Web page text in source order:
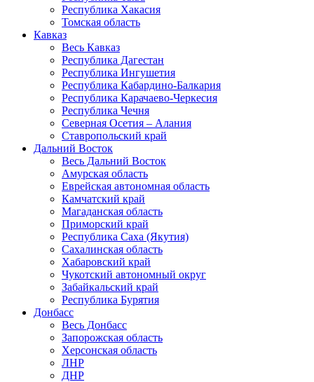
Республика Хакасия
Томская область
Кавказ
Весь Кавказ
Республика Дагестан
Республика Ингушетия
Республика Кабардино-Балкария
Республика Карачаево-Черкесия
Республика Чечня
Северная Осетия – Алания
Ставропольский край
Дальний Восток
Весь Дальний Восток
Амурская область
Еврейская автономная область
Камчатский край
Магаданская область
Приморский край
Республика Саха (Якутия)
Сахалинская область
Хабаровский край
Чукотский автономный округ
Забайкальский край
Республика Бурятия
Донбасс
Весь Донбасс
Запорожская область
Херсонская область
ЛНР
ДНР